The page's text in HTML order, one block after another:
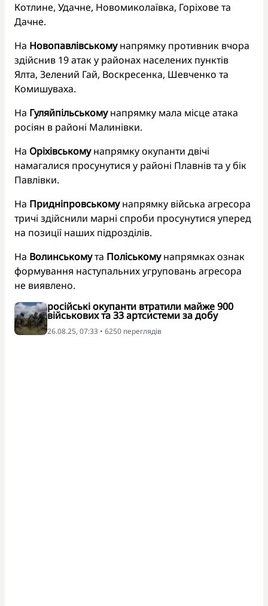
Котлине, Удачне, Новомиколаївка, Горіхове та
Дачне.
На Новопавлівськомунапрямку противник вчора
здійснив 19 атак у районах населених пунктів
Ялта, Зелений Гай, Воскресенка, Шевченко та
Комишуваха.
На Гуляйпільськомунапрямку мала місце атака
росіян в районі Малинівки.
На Оріхівськомунапрямку окупанти двічі
намагалися просунутися у районі Плавнів та у бік
Павлівки.
На Придніпровськомунапрямку війська агресора
тричі здійснили марні спроби просунутися уперед
на позиції наших підрозділів.
На Волинськомута Поліськомунапрямках ознак
формування наступальних угруповань агресора
не виявлено.
російські окупанти втратили майже 900
військових та 33 артсистеми за добу
26.08.25, 07:33 • 6250 переглядiв